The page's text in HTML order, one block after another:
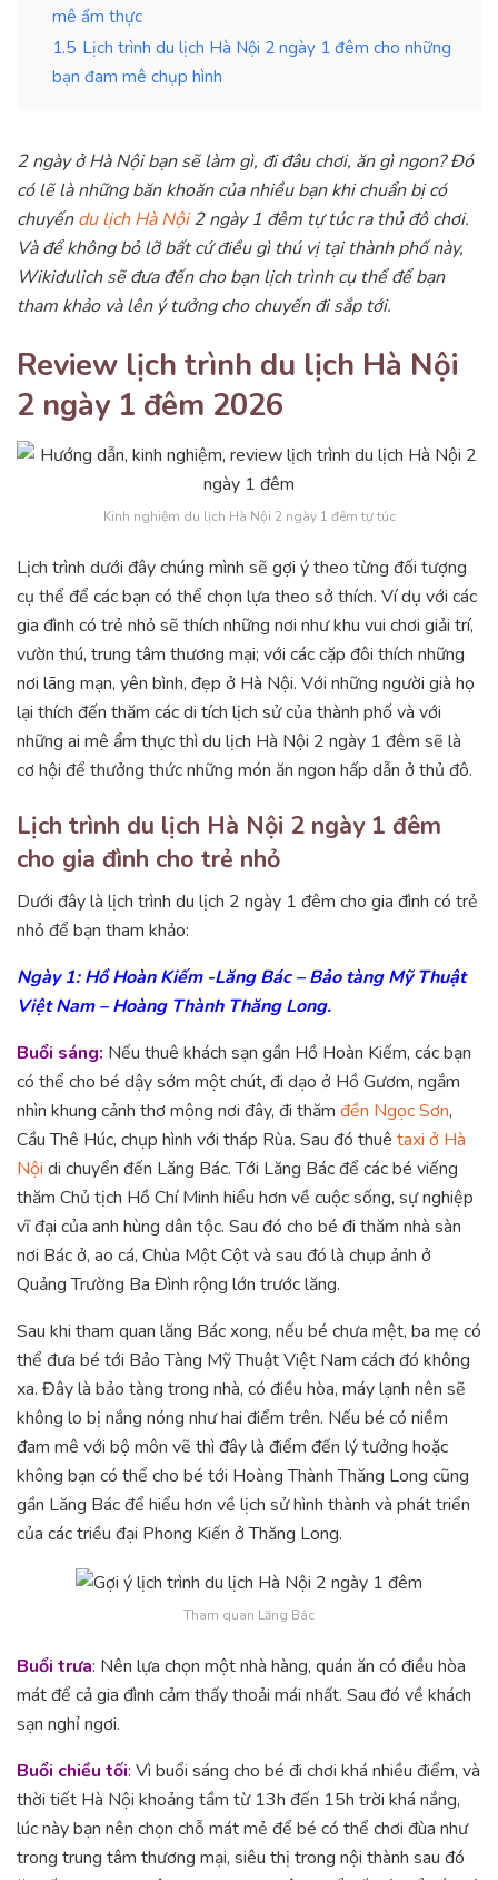
mê ẩm thực
1.5 Lịch trình du lịch Hà Nội 2 ngày 1 đêm cho những
bạn đam mê chụp hình
2 ngày ở Hà Nội bạn sẽ làm gì, đi đâu chơi, ăn gì ngon? Đó
có lẽ là những băn khoăn của nhiều bạn khi chuẩn bị có
chuyếndu lịch Hà Nội2 ngày 1 đêm tự túc ra thủ đô chơi.
Và để không bỏ lỡ bất cứ điều gì thú vị tại thành phố này,
Wikidulich sẽ đưa đến cho bạn lịch trình cụ thể để bạn
tham khảo và lên ý tưởng cho chuyến đi sắp tới.
Review lịch trình du lịch Hà Nội
2 ngày 1 đêm 2026
Kinh nghiệm du lịch Hà Nội 2 ngày 1 đêm tự túc
Lịch trình dưới đây chúng mình sẽ gợi ý theo từng đối tượng
cụ thể để các bạn có thể chọn lựa theo sở thích. Ví dụ với các
gia đình có trẻ nhỏ sẽ thích những nơi như khu vui chơi giải trí,
vườn thú, trung tâm thương mại; với các cặp đôi thích những
nơi lãng mạn, yên bình, đẹp ở Hà Nội. Với những người già họ
lại thích đến thăm các di tích lịch sử của thành phố và với
những ai mê ẩm thực thì du lịch Hà Nội 2 ngày 1 đêm sẽ là
cơ hội để thưởng thức những món ăn ngon hấp dẫn ở thủ đô.
Lịch trình du lịch Hà Nội 2 ngày 1 đêm
cho gia đình cho trẻ nhỏ
Dưới đây là lịch trình du lịch 2 ngày 1 đêm cho gia đình có trẻ
nhỏ để bạn tham khảo:
Ngày 1: Hồ Hoàn Kiếm -Lăng Bác – Bảo tàng Mỹ Thuật
Việt Nam – Hoàng Thành Thăng Long.
Buổi sáng: Nếu thuê khách sạn gần Hồ Hoàn Kiếm, các bạn
có thể cho bé dậy sớm một chút, đi dạo ở Hồ Gươm, ngắm
nhìn khung cảnh thơ mộng nơi đây, đi thăm đền Ngọc Sơn,
Cầu Thê Húc, chụp hình với tháp Rùa. Sau đó thuê taxi ở Hà
Nội di chuyển đến Lăng Bác. Tới Lăng Bác để các bé viếng
thăm Chủ tịch Hồ Chí Minh hiểu hơn về cuộc sống, sự nghiệp
vĩ đại của anh hùng dân tộc. Sau đó cho bé đi thăm nhà sàn
nơi Bác ở, ao cá, Chùa Một Cột và sau đó là chụp ảnh ở
Quảng Trường Ba Đình rộng lớn trước lăng.
Sau khi tham quan lăng Bác xong, nếu bé chưa mệt, ba mẹ có
thể đưa bé tới Bảo Tàng Mỹ Thuật Việt Nam cách đó không
xa. Đây là bảo tàng trong nhà, có điều hòa, máy lạnh nên sẽ
không lo bị nắng nóng như hai điểm trên. Nếu bé có niềm
đam mê với bộ môn vẽ thì đây là điểm đến lý tưởng hoặc
không bạn có thể cho bé tới Hoàng Thành Thăng Long cũng
gần Lăng Bác để hiểu hơn về lịch sử hình thành và phát triển
của các triều đại Phong Kiến ở Thăng Long.
Tham quan Lăng Bác
Buổi trưa: Nên lựa chọn một nhà hàng, quán ăn có điều hòa
mát để cả gia đình cảm thấy thoải mái nhất. Sau đó về khách
sạn nghỉ ngơi.
Buổi chiều tối: Vì buổi sáng cho bé đi chơi khá nhiều điểm, và
thời tiết Hà Nội khoảng tầm từ 13h đến 15h trời khá nắng,
lúc này bạn nên chọn chỗ mát mẻ để bé có thể chơi đùa như
trong trung tâm thương mại, siêu thị trong nội thành sau đó